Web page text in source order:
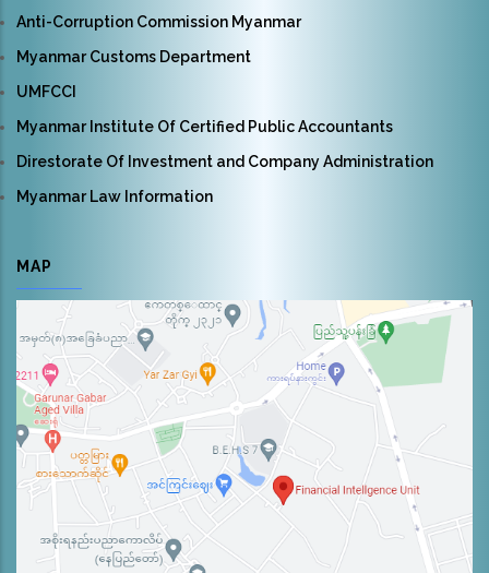
Anti-Corruption Commission Myanmar
Myanmar Customs Department
UMFCCI
Myanmar Institute Of Certified Public Accountants
Direstorate Of Investment and Company Administration
Myanmar Law Information
MAP